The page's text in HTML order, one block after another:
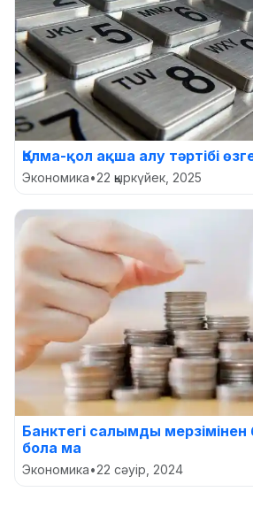
Қолма-қол ақша алу тәртібі
Экономика•22 қыркүйек, 2025
Банктегі салымды мерзімінен
бола ма
Экономика•22 сәуір, 2024